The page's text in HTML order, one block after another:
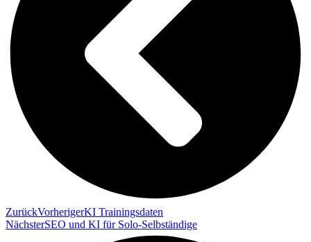
ZurückVorherigerKI Trainingsdaten
NächsterSEO und KI für Solo-Selbständige